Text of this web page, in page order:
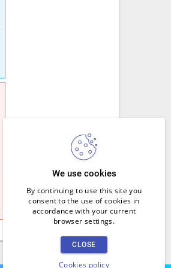
We use cookies
By continuing to use this site you
consent to the use of cookies in
accordance with your current
browser settings.
CLOSE
Cookies policy